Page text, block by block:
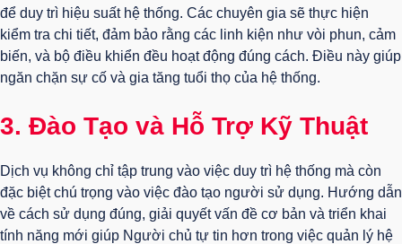
để duy trì hiệu suất hệ thống. Các chuyên gia sẽ thực hiện
kiểm tra chi tiết, đảm bảo rằng các linh kiện như vòi phun, cảm
biến, và bộ điều khiển đều hoạt động đúng cách. Điều này giúp
ngăn chặn sự cố và gia tăng tuổi thọ của hệ thống.
3. Đào Tạo và Hỗ Trợ Kỹ Thuật
Dịch vụ không chỉ tập trung vào việc duy trì hệ thống mà còn
đặc biệt chú trọng vào việc đào tạo người sử dụng. Hướng dẫn
về cách sử dụng đúng, giải quyết vấn đề cơ bản và triển khai
tính năng mới giúp Người chủ tự tin hơn trong việc quản lý hệ